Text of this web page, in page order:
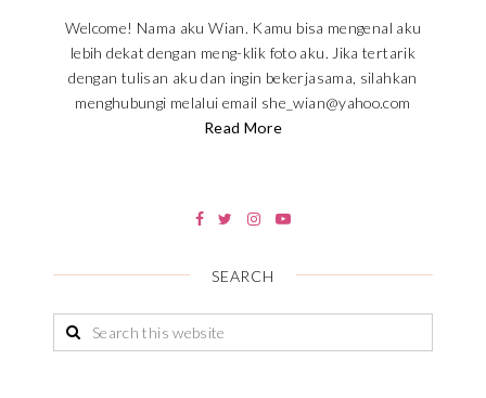
Welcome! Nama aku Wian. Kamu bisa mengenal aku
lebih dekat dengan meng-klik foto aku. Jika tertarik
dengan tulisan aku dan ingin bekerjasama, silahkan
menghubungi melalui email she_wian@yahoo.com
Read More
SEARCH